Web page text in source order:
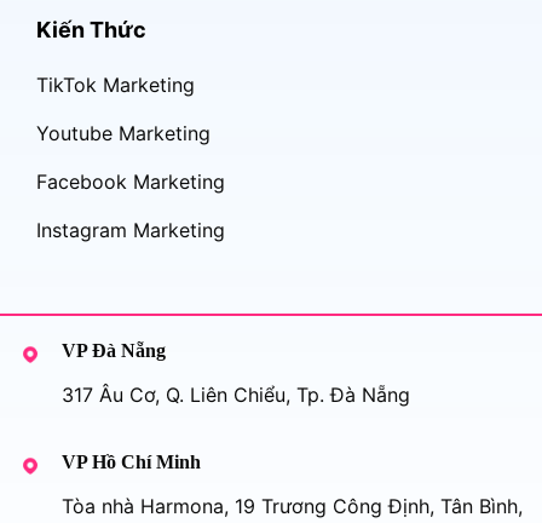
Kiến Thức
TikTok Marketing
Youtube Marketing
Facebook Marketing
Instagram Marketing
VP Đà Nẵng
317 Âu Cơ, Q. Liên Chiểu, Tp. Đà Nẵng
VP Hồ Chí Minh
Tòa nhà Harmona, 19 Trương Công Định, Tân Bình,